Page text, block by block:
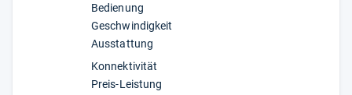
Bedienung
Geschwindigkeit
Ausstattung
Konnektivität
Preis-Leistung